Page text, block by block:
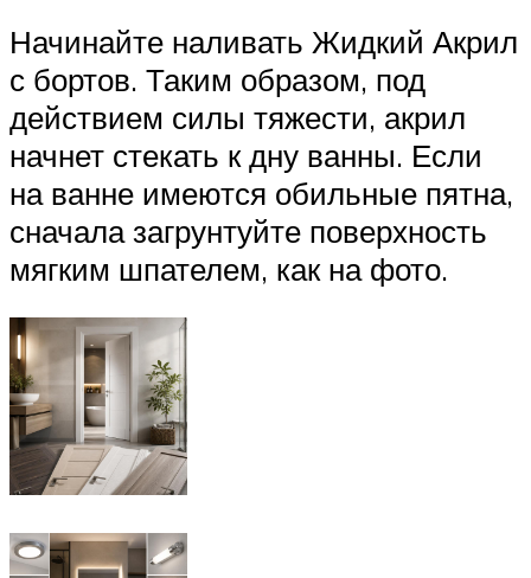
Начинайте наливать Жидкий Акрил
с бортов. Таким образом, под
действием силы тяжести, акрил
начнет стекать к дну ванны. Если
на ванне имеются обильные пятна,
сначала загрунтуйте поверхность
мягким шпателем, как на фото.